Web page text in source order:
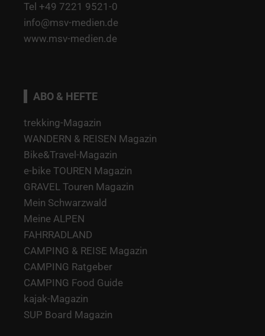
Tel +49 7221 9521-0
info@msv-medien.de
www.msv-medien.de
ABO & HEFTE
trekking-Magazin
WANDERN & REISEN Magazin
Bike&Travel-Magazin
e-bike TOUREN Magazin
GRAVEL Touren Magazin
Mein Schwarzwald
Meine ALPEN
FAHRRADLAND
CAMPING & REISE Magazin
CAMPING Ratgeber
CAMPING Food Guide
kajak-Magazin
SUP Board Magazin